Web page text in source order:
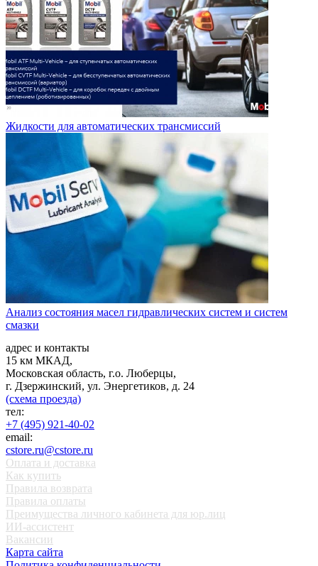
Жидкости для автоматических трансмиссий
Анализ состояния масел гидравлических систем и систем
смазки
адрес и контакты
15 км МКАД,
Московская область, г.о. Люберцы,
г. Дзержинский, ул. Энергетиков, д. 24
(схема проезда)
тел:
+7 (495) 921-40-02
email:
cstore.ru@cstore.ru
Оплата и доставка
Как купить
Правила возврата
Правила оплаты
Преимущества личного кабинета для юр.лиц
ИИ-ассистент
Вакансии
Карта сайта